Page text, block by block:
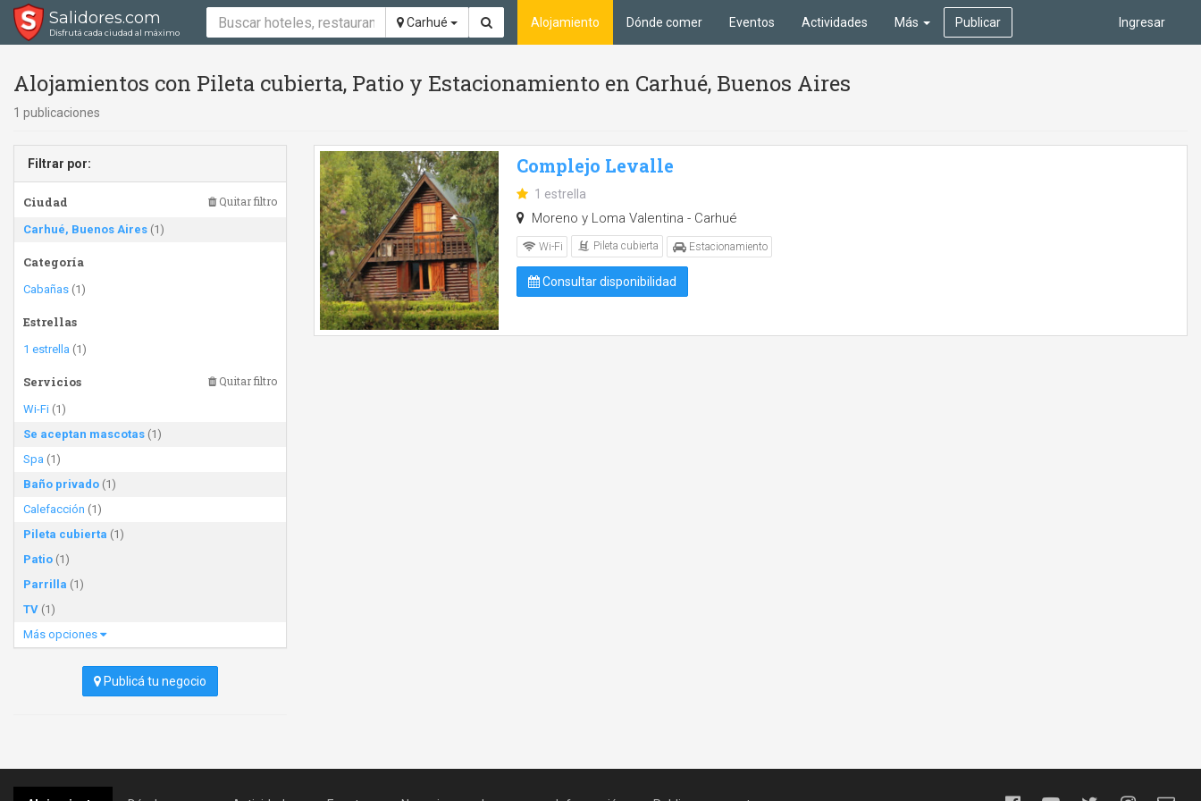
Salidores.com
Disfrutá cada ciudad al máximo
Carhué Ingresar
Alojamiento Dónde comer Eventos Actividades Más Publicar
Alojamientos con Pileta cubierta, Patio y Estacionamiento en Carhué, Buenos Aires
1 publicaciones
Filtrar por:
Ciudad Quitar filtro
Carhué, Buenos Aires (1)
Categoría
Cabañas (1)
Estrellas
1 estrella (1)
Servicios Quitar filtro
Wi-Fi (1)
Se aceptan mascotas (1)
Spa (1)
Baño privado (1)
Calefacción (1)
Pileta cubierta (1)
Patio (1)
Parrilla (1)
TV (1)
Más opciones
Publicá tu negocio
Complejo Levalle
1 estrella
Moreno y Loma Valentina - Carhué
Wi-Fi Pileta cubierta Estacionamiento
Consultar disponibilidad